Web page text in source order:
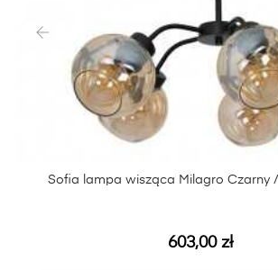
Sofia lampa wisząca Milagro Czarny
Cena
603,00 zł